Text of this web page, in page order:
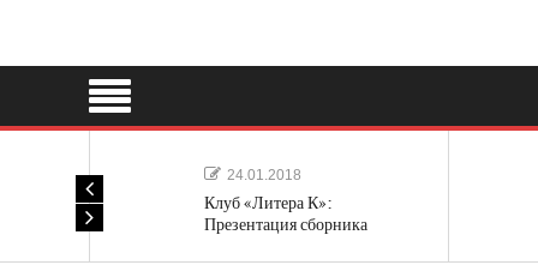
24.01.2018
Клуб «Литера К»:
Презентация сборника